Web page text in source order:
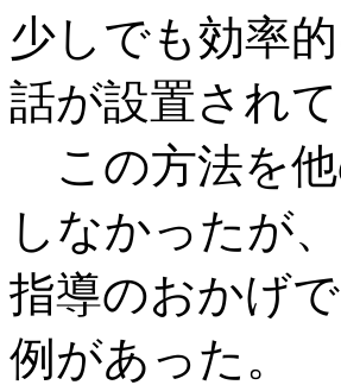
少しでも効率
話が設置され
この方法を他
しなかったが
指導のおかげ
例があった。